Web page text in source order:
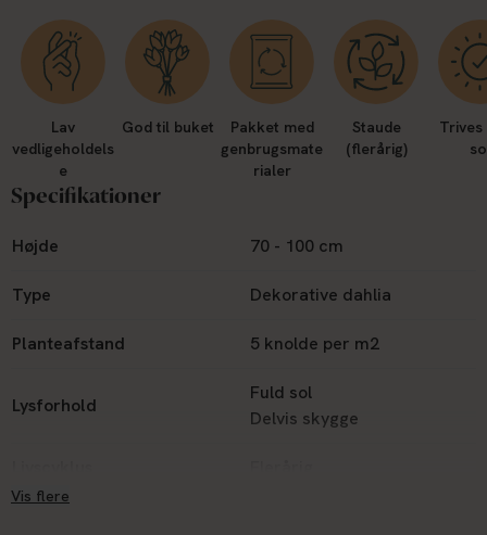
Lav
vedligeholdels
e
God til buket
Pakket med
genbrugsmate
rialer
Staude
(flerårig)
Specifikationer
Højde 70 - 100 cm
Type Dekorative dahlia
Planteafstand 5 knolde per m2
Lysforhold
Fuld sol
Delvis skygge
Vis flere